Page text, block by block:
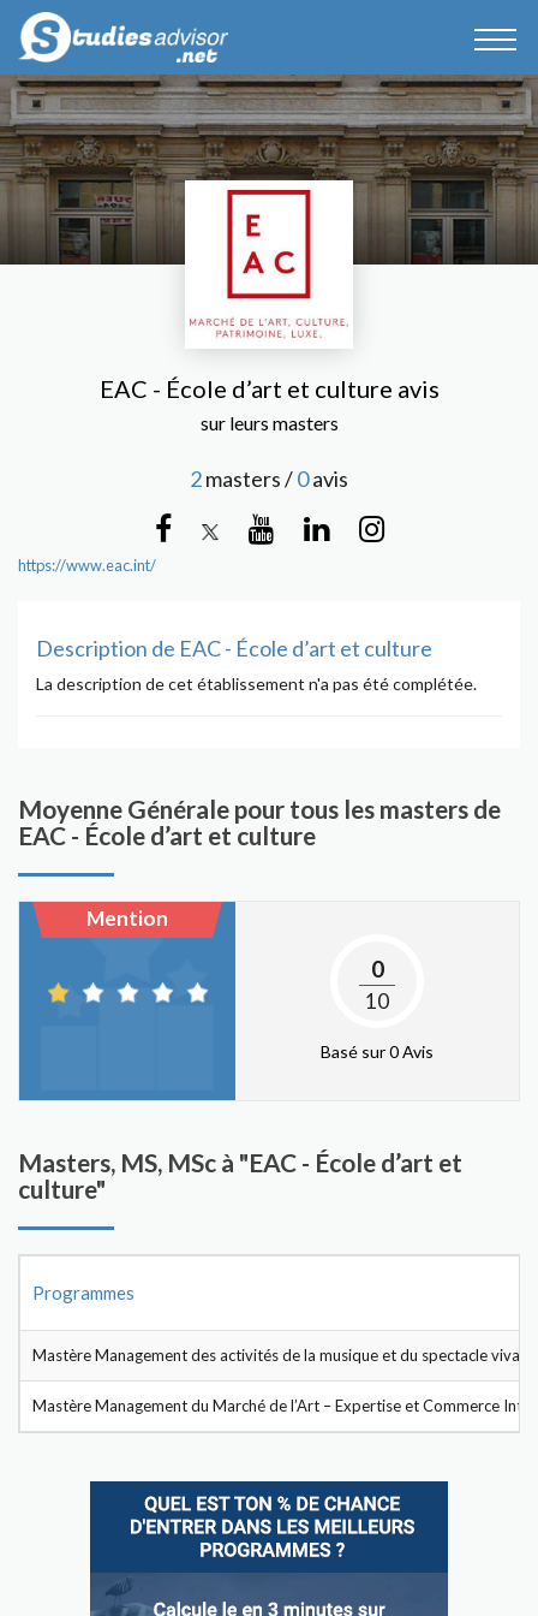
EAC - École d’art et culture avis
sur leurs masters
2masters /0avis
https://www.eac.int/
Description de EAC - École d’art et culture
La description de cet établissement n'a pas été complétée.
Moyenne Générale pour tous les masters de
EAC - École d’art et culture
Mention
0
10
Basé sur 0 Avis
Masters, MS, MSc à "EAC - École d’art et
culture"
Programmes
Mastère Management des activités de la musique et du spectacle vivant
Mastère Management du Marché de l’Art – Expertise et Commerce